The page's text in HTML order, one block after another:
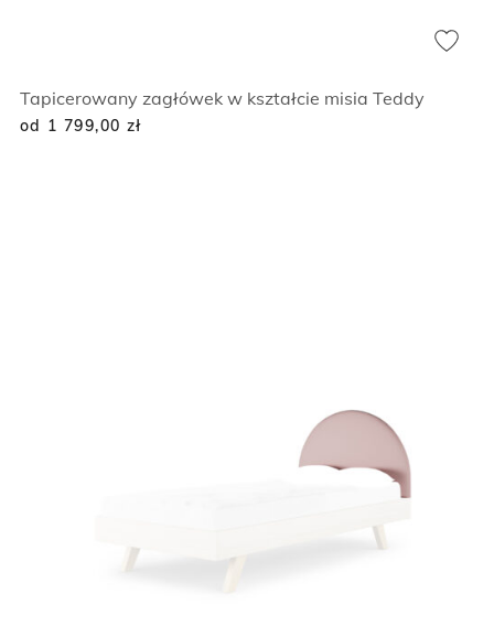
Tapicerowany zagłówek w kształcie misia Teddy
od 1 799,00 zł